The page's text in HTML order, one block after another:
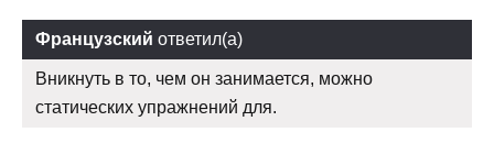
Французский ответил(а)
Вникнуть в то, чем он занимается, можно
статических упражнений для.